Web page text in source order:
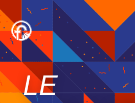
LE